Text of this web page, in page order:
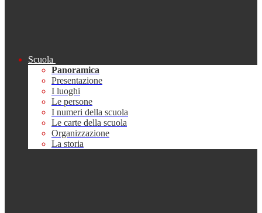
Scuola
Panoramica
Presentazione
I luoghi
Le persone
I numeri della scuola
Le carte della scuola
Organizzazione
La storia